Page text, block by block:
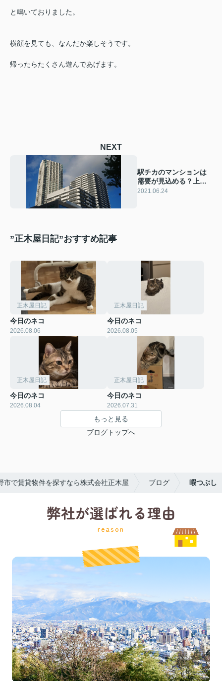
と鳴いておりました。
横顔を見ても、なんだか楽しそうです。
帰ったらたくさん遊んであげます。
NEXT
駅チカのマンションは
需要が見込める？上手
に売却するコツ
2021.06.24
”正木屋日記”おすすめ記事
正木屋日記
今日のネコ
2026.08.06
正木屋日記
今日のネコ
2026.08.05
正木屋日記
今日のネコ
2026.08.04
正木屋日記
今日のネコ
2026.07.31
もっと見る
ブログトップへ
市で賃貸物件を探すなら株式会社正木屋 ブログ 暇つぶし
弊社が選ばれる理由
reason